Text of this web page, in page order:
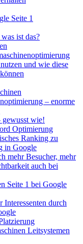
Seite 1
ist das?
und wie diese
– enorme
gewusst wie!
Optimierung
Ranking zu
in Google
mehr Besucher, mehr
auch bei
Seite 1 bei Google
Interessenten durch
Leitsystemen